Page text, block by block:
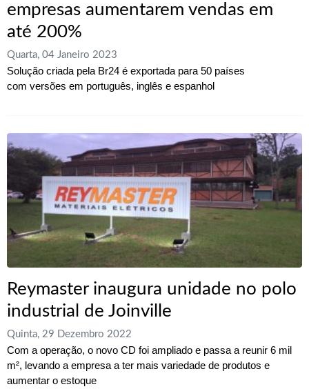
empresas aumentarem vendas em
até 200%
Quarta, 04 Janeiro 2023
Solução criada pela Br24 é exportada para 50 países
com versões em português, inglês e espanhol
Reymaster inaugura unidade no polo
industrial de Joinville
Quinta, 29 Dezembro 2022
Com a operação, o novo CD foi ampliado e passa a reunir 6 mil
m², levando a empresa a ter mais variedade de produtos e
aumentar o estoque